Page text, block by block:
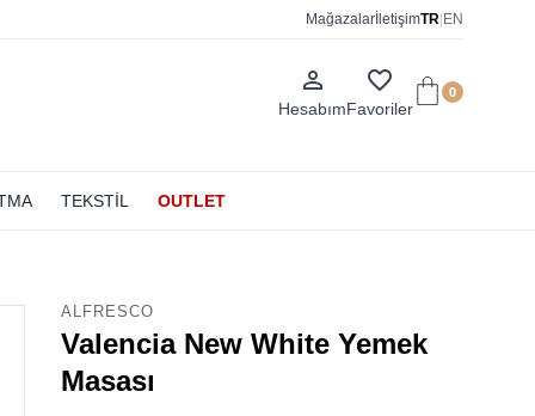
Mağazalar İletişimTR EN
person_outline
Hesabım
favorite_border
Favoriler
0
TEKSTİL OUTLET
ALFRESCO
Valencia New White Yemek
Masası